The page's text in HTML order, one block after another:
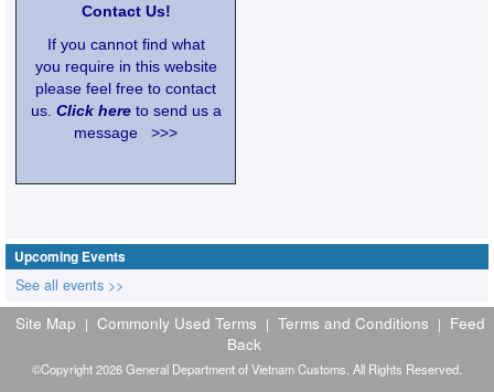
Contact Us!
If you cannot find what
you require in this website
please feel free to contact
us. Click hereto send us a
message >>>
Upcoming Events
See all events >>
Site Map | Commonly Used Terms | Terms and Conditions | Feed
Back
©Copyright 2026 General Department of Vietnam Customs. All Rights Reserved.